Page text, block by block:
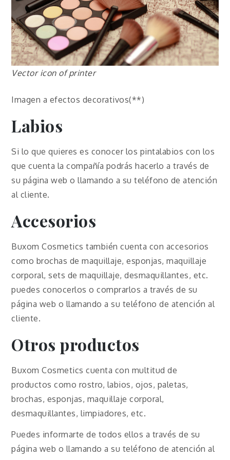
Vector icon of printer
Imagen a efectos decorativos(**)
Labios
Si lo que quieres es conocer los pintalabios con los
que cuenta la compañía podrás hacerlo a través de
su página web o llamando a su teléfono de atención
al cliente.
Accesorios
Buxom Cosmetics también cuenta con accesorios
como brochas de maquillaje, esponjas, maquillaje
corporal, sets de maquillaje, desmaquillantes, etc.
puedes conocerlos o comprarlos a través de su
página web o llamando a su teléfono de atención al
cliente.
Otros productos
Buxom Cosmetics cuenta con multitud de
productos como rostro, labios, ojos, paletas,
brochas, esponjas, maquillaje corporal,
desmaquillantes, limpiadores, etc.
Puedes informarte de todos ellos a través de su
página web o llamando a su teléfono de atención al